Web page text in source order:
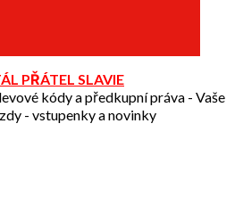
PŘÁTEL SLAVIE
kódy a předkupní práva - Vaše
- vstupenky a novinky